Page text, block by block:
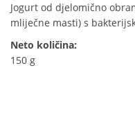
Jogurt od djelomično
mliječne masti) s
Neto količina:
150 g